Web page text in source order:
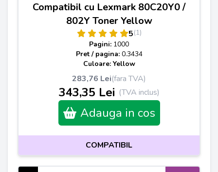
Compatibil cu Lexmark 80C20Y0 /
802Y Toner Yellow
5(1)
Pagini: 1000
Pret / pagina: 0.3434
Culoare: Yellow
283,76 Lei(fara TVA)
343,35 Lei (TVA inclus)
Adauga in cos
COMPATIBIL